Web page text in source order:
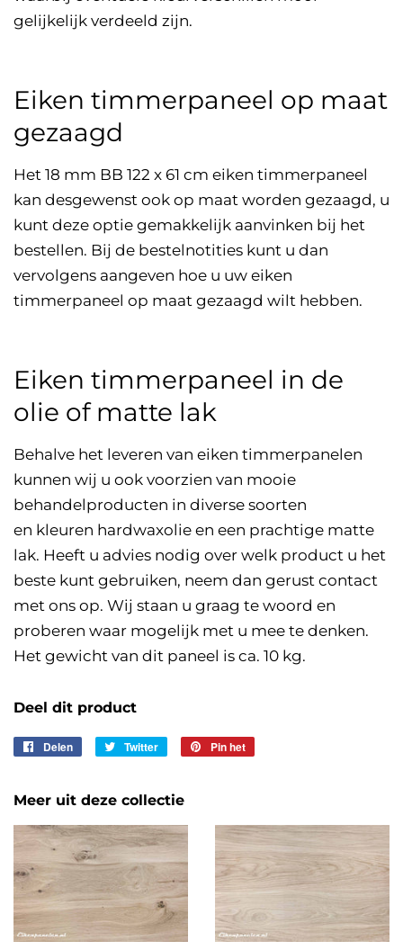
gelijkelijk verdeeld zijn.
Eiken timmerpaneel op maat
gezaagd
Het 18 mm BB 122 x 61 cm eiken timmerpaneel
kan desgewenst ook op maat worden gezaagd, u
kunt deze optie gemakkelijk aanvinken bij het
bestellen. Bij de bestelnotities kunt u dan
vervolgens aangeven hoe u uw eiken
timmerpaneel op maat gezaagd wilt hebben.
Eiken timmerpaneel in de
olie of matte lak
Behalve het leveren van eiken timmerpanelen
kunnen wij u ook voorzien van mooie
behandelproducten in diverse soorten
en kleuren hardwaxolie en een prachtige matte
lak. Heeft u advies nodig over welk product u het
beste kunt gebruiken, neem dan gerust contact
met ons op. Wij staan u graag te woord en
proberen waar mogelijk met u mee te denken.
Het gewicht van dit paneel is ca. 10 kg.
Deel dit product
Delen
Delen
Twitter
Twitteren Pin het
Meer uit deze collectie